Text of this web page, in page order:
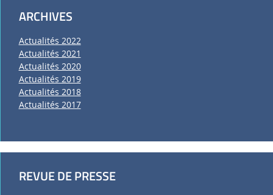
ARCHIVES
Actualités 2022
Actualités 2021
Actualités 2020
Actualités 2019
Actualités 2018
Actualités 2017
REVUE DE PRESSE